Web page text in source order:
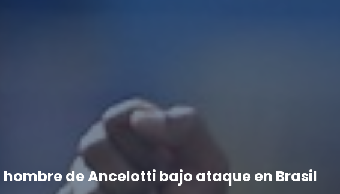
hombre de Ancelotti bajo ataque en Brasil